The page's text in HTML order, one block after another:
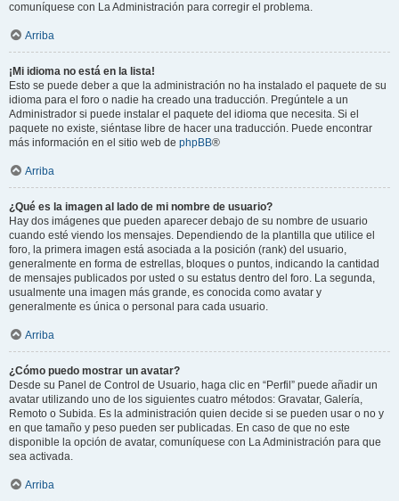
comuníquese con La Administración para corregir el problema.
Arriba
¡Mi idioma no está en la lista!
Esto se puede deber a que la administración no ha instalado el paquete de su
idioma para el foro o nadie ha creado una traducción. Pregúntele a un
Administrador si puede instalar el paquete del idioma que necesita. Si el
paquete no existe, siéntase libre de hacer una traducción. Puede encontrar
más información en el sitio web de phpBB®
Arriba
¿Qué es la imagen al lado de mi nombre de usuario?
Hay dos imágenes que pueden aparecer debajo de su nombre de usuario
cuando esté viendo los mensajes. Dependiendo de la plantilla que utilice el
foro, la primera imagen está asociada a la posición (rank) del usuario,
generalmente en forma de estrellas, bloques o puntos, indicando la cantidad
de mensajes publicados por usted o su estatus dentro del foro. La segunda,
usualmente una imagen más grande, es conocida como avatar y
generalmente es única o personal para cada usuario.
Arriba
¿Cómo puedo mostrar un avatar?
Desde su Panel de Control de Usuario, haga clic en “Perfil” puede añadir un
avatar utilizando uno de los siguientes cuatro métodos: Gravatar, Galería,
Remoto o Subida. Es la administración quien decide si se pueden usar o no y
en que tamaño y peso pueden ser publicadas. En caso de que no este
disponible la opción de avatar, comuníquese con La Administración para que
sea activada.
Arriba